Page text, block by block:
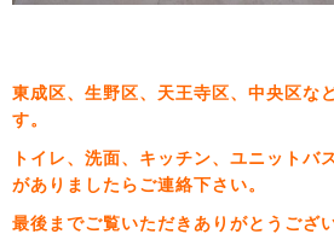
東成区、生野区、天王寺区、中央区な
す。
トイレ、洗面、キッチン、ユニットバ
がありましたらご連絡下さい。
最後までご覧いただきありがとうござ